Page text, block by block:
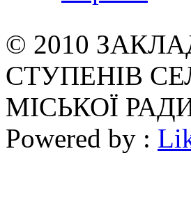
© 2010
СТУПЕНІВ
МІСЬКОЇ
Powered by :